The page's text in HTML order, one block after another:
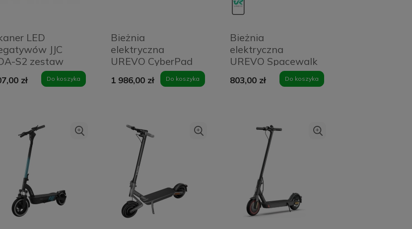
LED
JJC
S2 zestaw
- Black
zł Do koszyka
Bieżnia
elektryczna
UREVO CyberPad
Niebieska - Blue
1 986,00 zł Do koszyka
Bieżnia
elektryczna
UREVO Spacewalk
E3S (czarna)
803,00 zł Do koszyka